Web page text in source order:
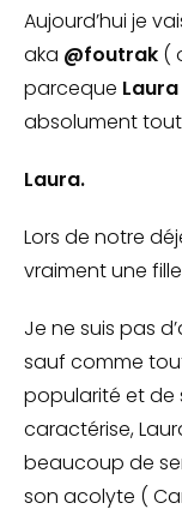
Aujourd’hui je
aka @foutrak (
parceque Laura
absolument
Laura.
Lors de notre
vraiment une
Je ne suis pas
sauf comme
popularité et de
caractérise,
beaucoup de
son acolyte (